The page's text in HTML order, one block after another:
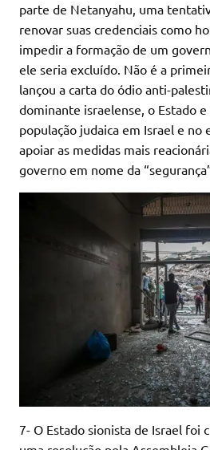
parte de Netanyahu, uma
renovar suas credenciais como
impedir a formação de um
ele seria excluído. Não é a
lançou a carta do ódio anti-
dominante israelense, o Estado e
população judaica em Israel e
apoiar as medidas mais
governo em nome da
7- O Estado sionista de Israel foi